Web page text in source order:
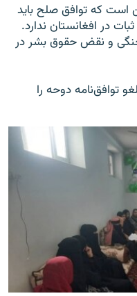
است که توافق صلح باید
در افغانستان ندارد.
جنگی و نقض حقوق بشر در
توافق‌نامه دوحه را